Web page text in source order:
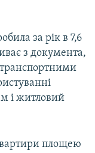
за рік в 7,6
з документа,
транспортними
і житловий
площею